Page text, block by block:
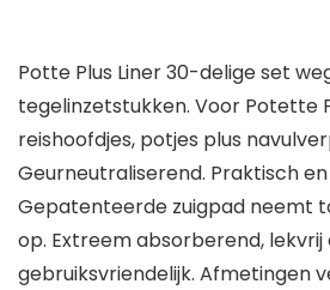
Potte Plus Liner 30-delige set
tegelinzetstukken. Voor Potette
reishoofdjes, potjes plus
Geurneutraliserend. Praktisch
Gepatenteerde zuigpad neemt
op. Extreem absorberend, lekvrij
gebruiksvriendelijk. Afmetingen